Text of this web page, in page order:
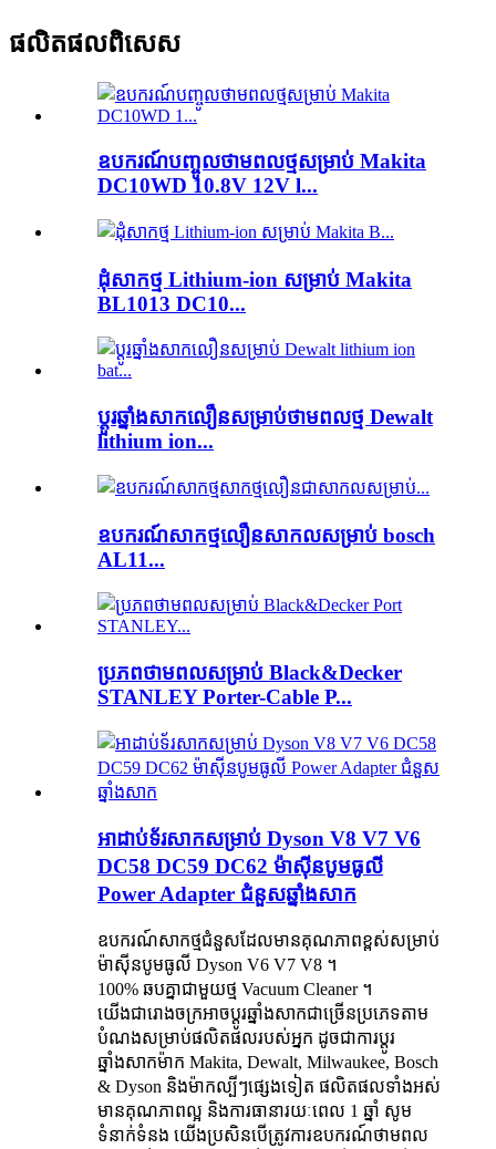
ផលិតផល​ពិសេស
ឧបករណ៍បញ្ចូលថាមពលថ្មសម្រាប់ Makita
DC10WD 10.8V 12V l...
ដុំសាកថ្ម Lithium-ion សម្រាប់ Makita
BL1013 DC10...
ប្តូរឆ្នាំងសាកលឿនសម្រាប់ថាមពលថ្ម Dewalt
lithium ion...
ឧបករណ៍សាកថ្មលឿនសាកលសម្រាប់ bosch
AL11...
ប្រភពថាមពលសម្រាប់ Black&Decker
STANLEY Porter-Cable P...
អាដាប់ទ័រសាកសម្រាប់ Dyson V8 V7 V6
DC58 DC59 DC62 ម៉ាស៊ីនបូមធូលី
Power Adapter ជំនួសឆ្នាំងសាក
ឧបករណ៍សាកថ្មជំនួសដែលមានគុណភាពខ្ពស់សម្រាប់
ម៉ាស៊ីនបូមធូលី Dyson V6 V7 V8 ។
100% ឆបគ្នាជាមួយថ្ម Vacuum Cleaner ។
យើងជារោងចក្រអាចប្តូរឆ្នាំងសាកជាច្រើនប្រភេទតាម
បំណងសម្រាប់ផលិតផលរបស់អ្នក ដូចជាការប្តូរ
ឆ្នាំងសាកម៉ាក Makita, Dewalt, Milwaukee, Bosch
& Dyson និងម៉ាកល្បីៗផ្សេងទៀត ផលិតផលទាំងអស់
មានគុណភាពល្អ និងការធានារយៈពេល 1 ឆ្នាំ សូម
ទំនាក់ទំនង យើងប្រសិនបើត្រូវការឧបករណ៍ថាមពល